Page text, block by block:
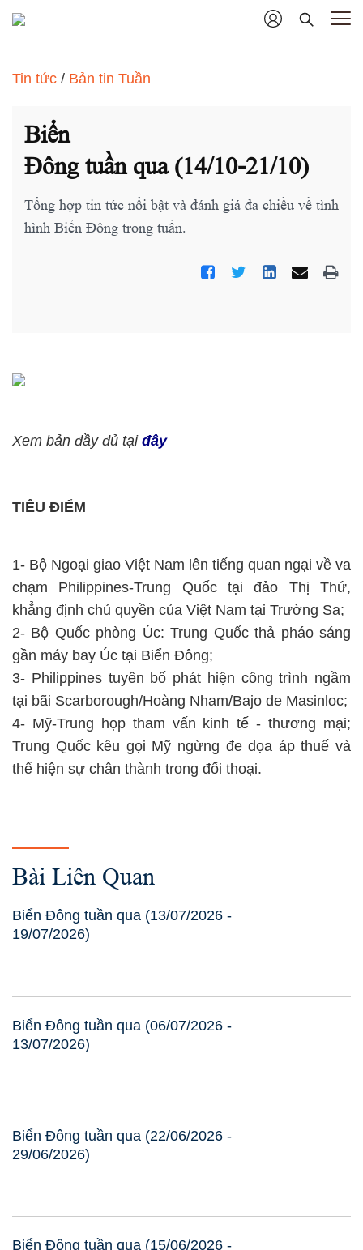
Tin tức / Bản tin Tuần
Biển
Đông tuần qua (14/10-21/10)
Tổng hợp tin tức nổi bật và đánh giá đa chiều về tình
hình Biển Đông trong tuần.
Xem bản đầy đủ tại đây
TIÊU ĐIỂM
1- Bộ Ngoại giao Việt Nam lên tiếng quan ngại về va
chạm Philippines-Trung Quốc tại đảo Thị Thứ,
khẳng định chủ quyền của Việt Nam tại Trường Sa;
2- Bộ Quốc phòng Úc: Trung Quốc thả pháo sáng
gần máy bay Úc tại Biển Đông;
3- Philippines tuyên bố phát hiện công trình ngầm
tại bãi Scarborough/Hoàng Nham/Bajo de Masinloc;
4- Mỹ-Trung họp tham vấn kinh tế - thương mại;
Trung Quốc kêu gọi Mỹ ngừng đe dọa áp thuế và
thể hiện sự chân thành trong đối thoại.
Bài Liên Quan
Biển Đông tuần qua (13/07/2026 -
19/07/2026)
Biển Đông tuần qua (06/07/2026 -
13/07/2026)
Biển Đông tuần qua (22/06/2026 -
29/06/2026)
Biển Đông tuần qua (15/06/2026 -